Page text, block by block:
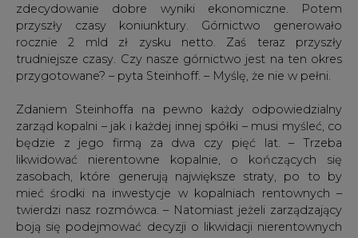
zdecydowanie dobre wyniki ekonomiczne. Potem
przyszły czasy koniunktury. Górnictwo generowało
rocznie 2 mld zł zysku netto. Zaś teraz przyszły
trudniejsze czasy. Czy nasze górnictwo jest na ten okres
przygotowane? – pyta Steinhoff. – Myślę, że nie w pełni.
Zdaniem Steinhoffa na pewno każdy odpowiedzialny
zarząd kopalni – jak i każdej innej spółki – musi myśleć, co
będzie z jego firmą za dwa czy pięć lat. – Trzeba
likwidować nierentowne kopalnie, o kończących się
zasobach, które generują największe straty, po to by
mieć środki na inwestycje w kopalniach rentownych –
twierdzi nasz rozmówca. – Natomiast jeżeli zarządzający
boją się podejmować decyzji o likwidacji nierentownych